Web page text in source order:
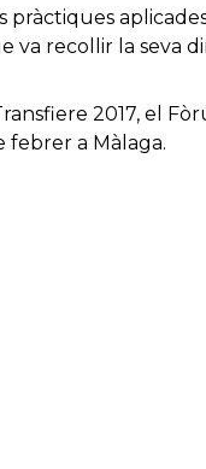
pràctiques
va recollir la seva
2017, el
febrer a Màlaga.